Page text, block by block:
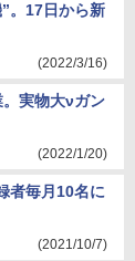
。17日から新
(2022/3/16)
。実物大νガン
(2022/1/20)
者毎月10名に
(2021/10/7)